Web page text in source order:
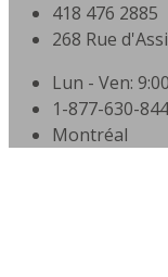
418 476 2885
268 Rue
Lun - Ven:
1-877-630-
Montréal